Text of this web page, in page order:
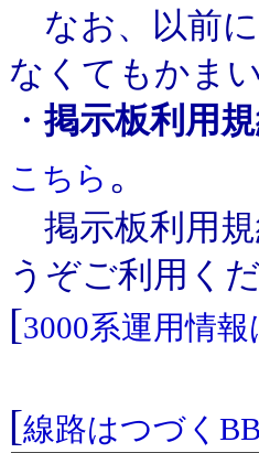
なお、以前
なくてもかま
・掲示板利用
こちら 。
掲示板利用規
うぞご利用くだ
[3000系運用情
[線路はつづく